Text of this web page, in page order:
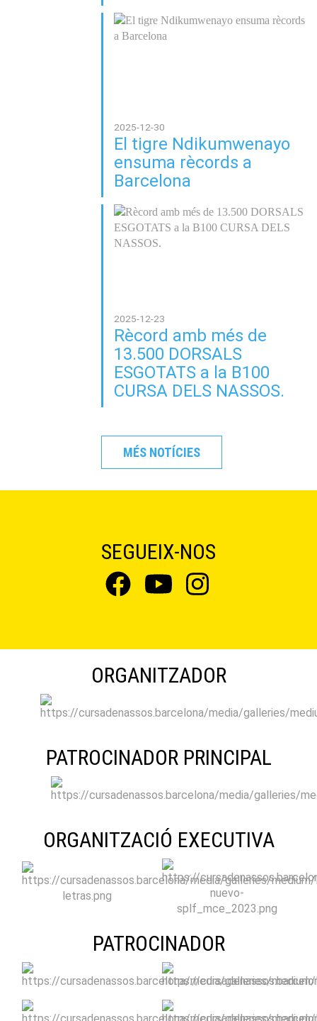
2025-12-30
El tigre Ndikumwenayo
ensuma rècords a
Barcelona
2025-12-23
Rècord amb més de
13.500 DORSALS
ESGOTATS a la B100
CURSA DELS NASSOS.
MÉS NOTÍCIES
SEGUEIX-NOS
ORGANITZADOR
PATROCINADOR PRINCIPAL
ORGANITZACIÓ EXECUTIVA
PATROCINADOR